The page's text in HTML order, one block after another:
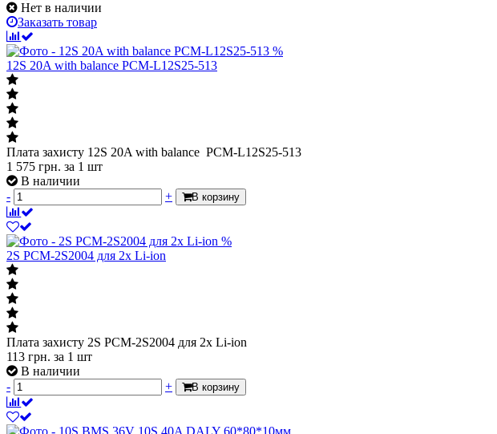
Нет в наличии
Заказать товар
%
12S 20A with balance PCM-L12S25-513
Плата захисту 12S 20A with balance PCM-L12S25-513
1 575 грн. за 1 шт
В наличии
-
+ В корзину
%
2S PCM-2S2004 для 2х Li-ion
Плата захисту 2S PCM-2S2004 для 2х Li-ion
113 грн. за 1 шт
В наличии
-
+ В корзину